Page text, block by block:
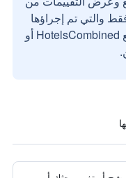
والتي تم إجراؤها
بواسطة مستخدمين حقيقيين مع HotelsCombined أو